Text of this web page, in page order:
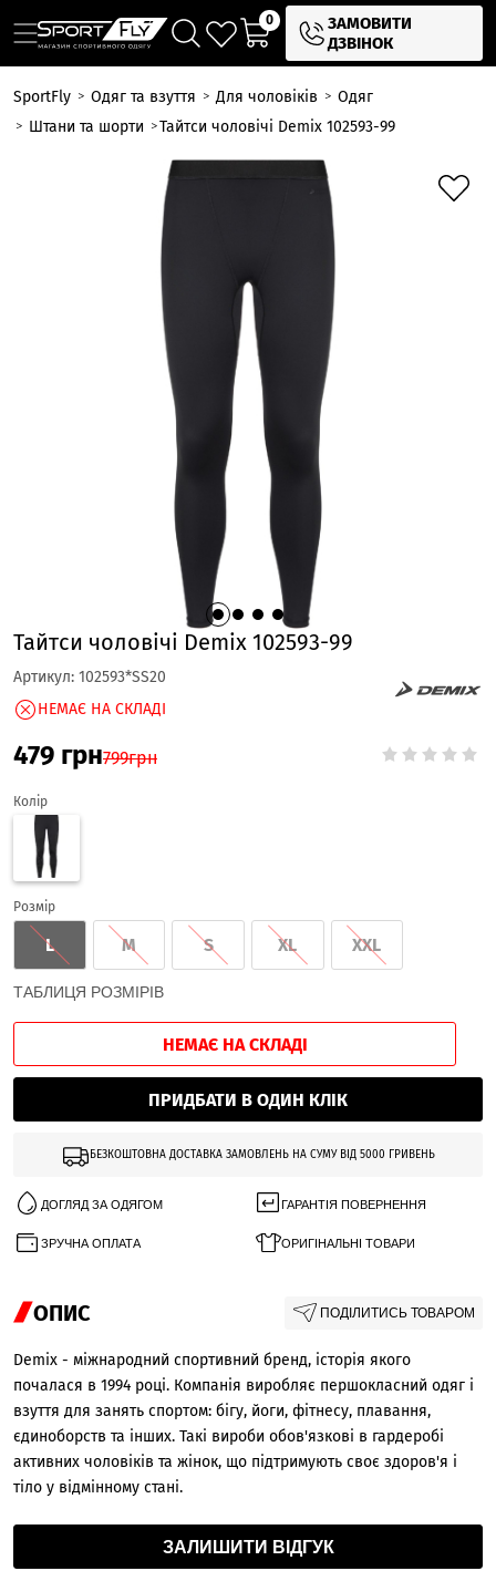
0
ЗАМОВИТИ
ДЗВІНОК
SportFly Одяг та взуття Для чоловіків
Одяг
Штани та шорти
Тайтси чоловічі Demix 102593-99
Тайтси чоловічі Demix 102593-99
Артикул: 102593*SS20
НЕМАЄ НА СКЛАДІ
479 грн799грн
Колір
Розмір
L M S XL XXL
ТАБЛИЦЯ РОЗМІРІВ
НЕМАЄ НА СКЛАДІ
ПРИДБАТИ В ОДИН КЛІК
БЕЗКОШТОВНА ДОСТАВКА ЗАМОВЛЕНЬ НА СУМУ ВІД 5000 ГРИВЕНЬ
ДОГЛЯД ЗА ОДЯГОМ ГАРАНТІЯ ПОВЕРНЕННЯ
ЗРУЧНА ОПЛАТА ОРИГІНАЛЬНІ ТОВАРИ
ОПИС ПОДІЛИТИСЬ ТОВАРОМ
Demix - міжнародний спортивний бренд, історія якого
почалася в 1994 році. Компанія виробляє першокласний одяг і
взуття для занять спортом: бігу, йоги, фітнесу, плавання,
єдиноборств та інших. Такі вироби обов'язкові в гардеробі
активних чоловіків та жінок, що підтримують своє здоров'я і
тіло у відмінному стані.
ЗАЛИШИТИ ВІДГУК